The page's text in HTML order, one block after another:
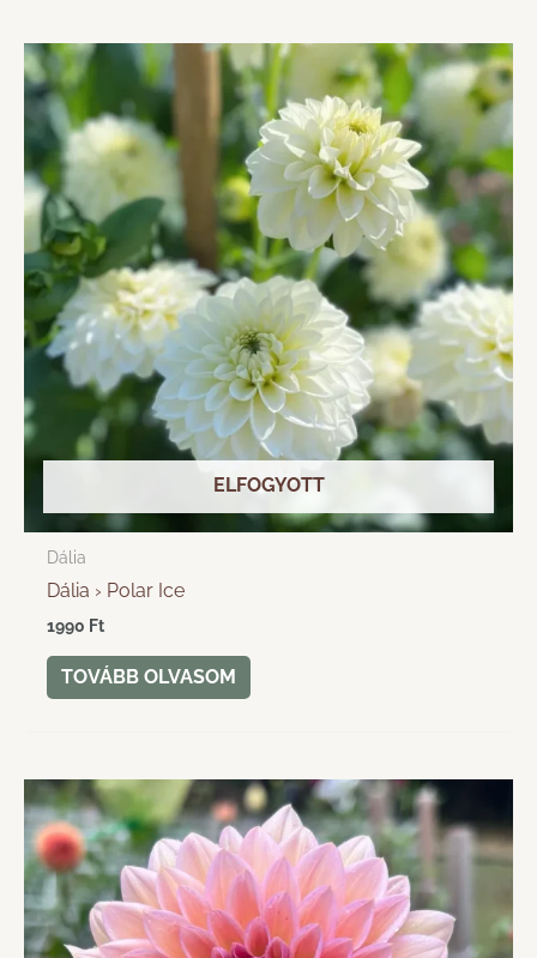
ELFOGYOTT
Dália
Dália › Polar Ice
1990 Ft
TOVÁBB OLVASOM